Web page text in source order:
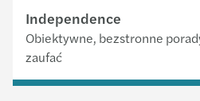
Independence
Obiektywne, bezstronne
zaufać